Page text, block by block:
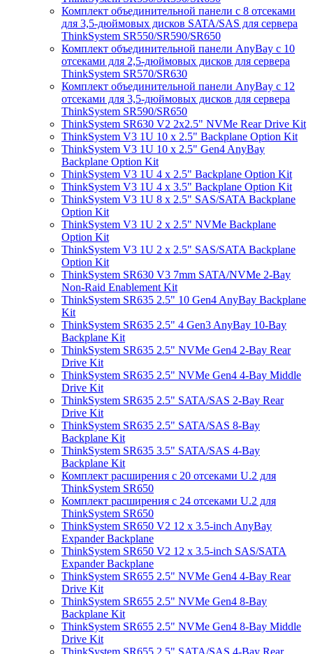
Комплект объединительной панели с 8 отсеками
для 3,5-дюймовых дисков SATA/SAS для сервера
ThinkSystem SR550/SR590/SR650
Комплект объединительной панели AnyBay с 10
отсеками для 2,5-дюймовых дисков для сервера
ThinkSystem SR570/SR630
Комплект объединительной панели AnyBay с 12
отсеками для 3,5-дюймовых дисков для сервера
ThinkSystem SR590/SR650
ThinkSystem SR630 V2 2x2.5" NVMe Rear Drive Kit
ThinkSystem V3 1U 10 x 2.5" Backplane Option Kit
ThinkSystem V3 1U 10 x 2.5" Gen4 AnyBay
Backplane Option Kit
ThinkSystem V3 1U 4 x 2.5" Backplane Option Kit
ThinkSystem V3 1U 4 x 3.5" Backplane Option Kit
ThinkSystem V3 1U 8 x 2.5" SAS/SATA Backplane
Option Kit
ThinkSystem V3 1U 2 x 2.5" NVMe Backplane
Option Kit
ThinkSystem V3 1U 2 x 2.5" SAS/SATA Backplane
Option Kit
ThinkSystem SR630 V3 7mm SATA/NVMe 2-Bay
Non-Raid Enablement Kit
ThinkSystem SR635 2.5" 10 Gen4 AnyBay Backplane
Kit
ThinkSystem SR635 2.5" 4 Gen3 AnyBay 10-Bay
Backplane Kit
ThinkSystem SR635 2.5" NVMe Gen4 2-Bay Rear
Drive Kit
ThinkSystem SR635 2.5" NVMe Gen4 4-Bay Middle
Drive Kit
ThinkSystem SR635 2.5" SATA/SAS 2-Bay Rear
Drive Kit
ThinkSystem SR635 2.5" SATA/SAS 8-Bay
Backplane Kit
ThinkSystem SR635 3.5" SATA/SAS 4-Bay
Backplane Kit
Комплект расширения с 20 отсеками U.2 для
ThinkSystem SR650
Комплект расширения с 24 отсеками U.2 для
ThinkSystem SR650
ThinkSystem SR650 V2 12 x 3.5-inch AnyBay
Expander Backplane
ThinkSystem SR650 V2 12 x 3.5-inch SAS/SATA
Expander Backplane
ThinkSystem SR655 2.5" NVMe Gen4 4-Bay Rear
Drive Kit
ThinkSystem SR655 2.5" NVMe Gen4 8-Bay
Backplane Kit
ThinkSystem SR655 2.5" NVMe Gen4 8-Bay Middle
Drive Kit
ThinkSystem SR655 2.5" SATA/SAS 4-Bay Rear